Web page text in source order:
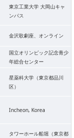
東京工業大学 大岡山キャ
ンパス
金沢歌劇座、オンライン
国立オリンピック記念青少
年総合センター
星薬科大学（東京都品川
区）
Incheon, Korea
タワーホール船堀（東京都